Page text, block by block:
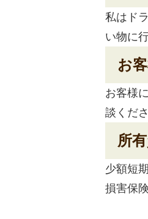
私はド
い物に
お
お客様
談くだ
所
少額短
損害保